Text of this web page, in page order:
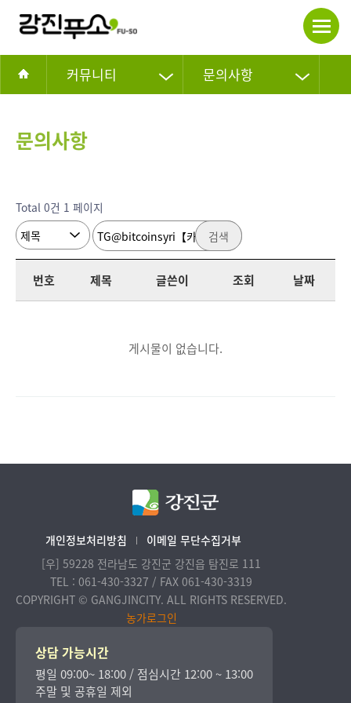
커뮤니티 문의사항
문의사항
Total 0건 1 페이지
검색
번호 제목 글쓴이 조회 날짜
게시물이 없습니다.
개인정보처리방침
이메일 무단수집거부
[우] 59228 전라남도 강진군 강진읍 탐진로 111
TEL : 061-430-3327 / FAX 061-430-3319
COPYRIGHT © GANGJINCITY. ALL RIGHTS RESERVED.
농가로그인
상담 가능시간
평일 09:00~ 18:00 / 점심시간 12:00 ~ 13:00
주말 및 공휴일 제외